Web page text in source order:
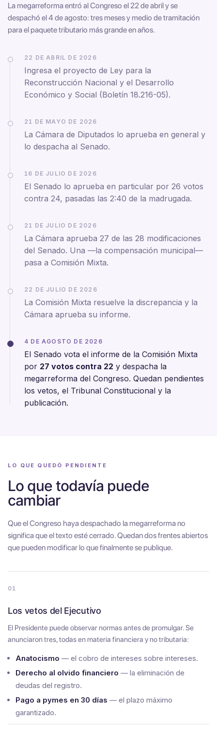
La megarreforma entró al Congreso el 22 de abril y se
despachó el 4 de agosto: tres meses y medio de tramitación
para el paquete tributario más grande en años.
22 DE ABRIL DE 2026
Ingresa el proyecto de Ley para la
Reconstrucción Nacional y el Desarrollo
Económico y Social (Boletín 18.216-05).
21 DE MAYO DE 2026
La Cámara de Diputados lo aprueba en general y
lo despacha al Senado.
16 DE JULIO DE 2026
El Senado lo aprueba en particular por 26 votos
contra 24, pasadas las 2:40 de la madrugada.
21 DE JULIO DE 2026
La Cámara aprueba 27 de las 28 modificaciones
del Senado. Una —la compensación municipal—
pasa a Comisión Mixta.
22 DE JULIO DE 2026
La Comisión Mixta resuelve la discrepancia y la
Cámara aprueba su informe.
4 DE AGOSTO DE 2026
El Senado vota el informe de la Comisión Mixta
por 27 votos contra 22 y despacha la
megarreforma del Congreso. Quedan pendientes
los vetos, el Tribunal Constitucional y la
publicación.
LO QUE QUEDÓ PENDIENTE
Lo que todavía puede
cambiar
Que el Congreso haya despachado la megarreforma no
significa que el texto esté cerrado. Quedan dos frentes abiertos
que pueden modificar lo que finalmente se publique.
01
Los vetos del Ejecutivo
El Presidente puede observar normas antes de promulgar. Se
anunciaron tres, todas en materia financiera y no tributaria:
Anatocismo — el cobro de intereses sobre intereses.
Derecho al olvido financiero — la eliminación de
deudas del registro.
Pago a pymes en 30 días — el plazo máximo
garantizado.